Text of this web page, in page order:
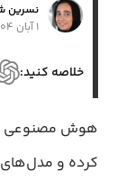
نسرین
۱ آبان ۱۴۰۴
خلاصه کنید:
هوش مصنوعی